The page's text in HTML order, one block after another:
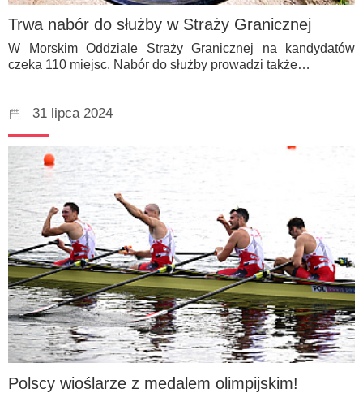
Trwa nabór do służby w Straży Granicznej
W Morskim Oddziale Straży Granicznej na kandydatów
czeka 110 miejsc. Nabór do służby prowadzi także…
31 lipca 2024
Polscy wioślarze z medalem olimpijskim!